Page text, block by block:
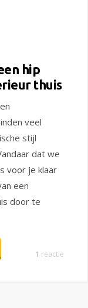
hip
thuis
veel
stijl
dat we
voor je klaar
een
door te
1 reactie